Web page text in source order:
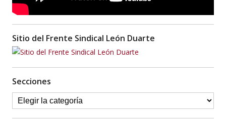
Sitio del Frente Sindical León Duarte
Secciones